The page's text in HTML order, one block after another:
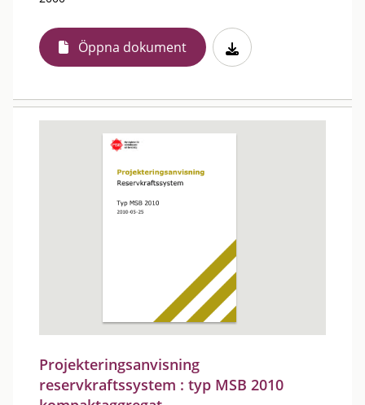
Öppna dokument
Projekteringsanvisning
reservkraftssystem : typ MSB 2010